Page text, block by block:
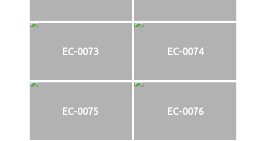
EC-0073 EC-0074
EC-0075 EC-0076